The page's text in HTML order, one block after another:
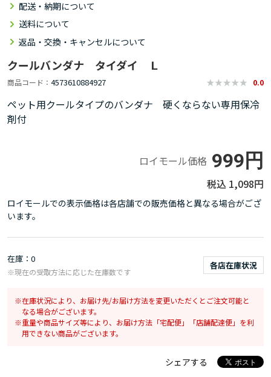
配送・納期について
送料について
返品・交換・キャンセルについて
クールバンダナ タイダイ Ｌ
商品コード 4573610884927 0.0
ペット用クールタイプのバンダナ 硬くならない専用保冷
剤付
ロイモール価格 999円
1,098円
ロイモールでの表示価格は各店舗での販売価格と異なる場合がござ
います。
在庫 0
各店在庫状況
※現在の受取方法に応じた在庫数です
在庫状況により、お届け先/お届け方法を変更いただくとご注文可能と
なる場合がございます。
重量や商品サイズ等により、お届け方法「宅配便」「店舗配達便」を利
用できない商品がございます。
シェアする